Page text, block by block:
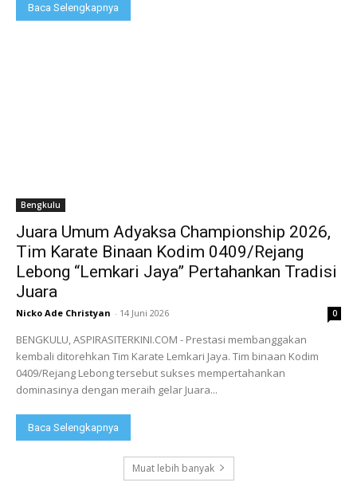
Baca Selengkapnya
Bengkulu
Juara Umum Adyaksa Championship 2026,
Tim Karate Binaan Kodim 0409/Rejang
Lebong “Lemkari Jaya” Pertahankan Tradisi
Juara
Nicko Ade Christyan - 14 Juni 2026 0
BENGKULU, ASPIRASITERKINI.COM - Prestasi membanggakan
kembali ditorehkan Tim Karate Lemkari Jaya. Tim binaan Kodim
0409/Rejang Lebong tersebut sukses mempertahankan
dominasinya dengan meraih gelar Juara...
Baca Selengkapnya
Muat lebih banyak
POLA ASUH ORANG TUA TERHADAP ANAK DI
Peringati Hakordia, Kajari Rejang Lebong Ajak
Kantor Hukum Arie Kusumah, S.H, M.H, dan